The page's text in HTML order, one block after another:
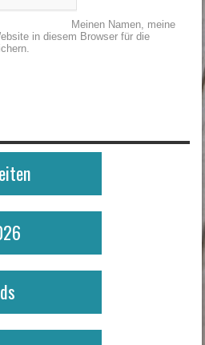
Meinen Namen, meine
in diesem Browser für die